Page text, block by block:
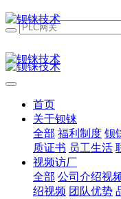
首页
关于钡铼
全部 福利制度 钡
质证书 员工生活
视频访厂
全部 公司介绍视
绍视频 团队优势